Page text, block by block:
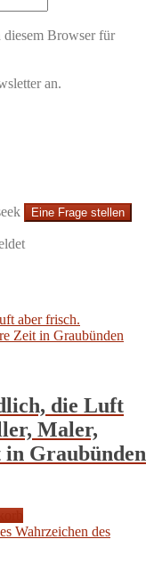
Browser für
an.
Eine Frage stellen
die Luft
Maler,
Graubünden